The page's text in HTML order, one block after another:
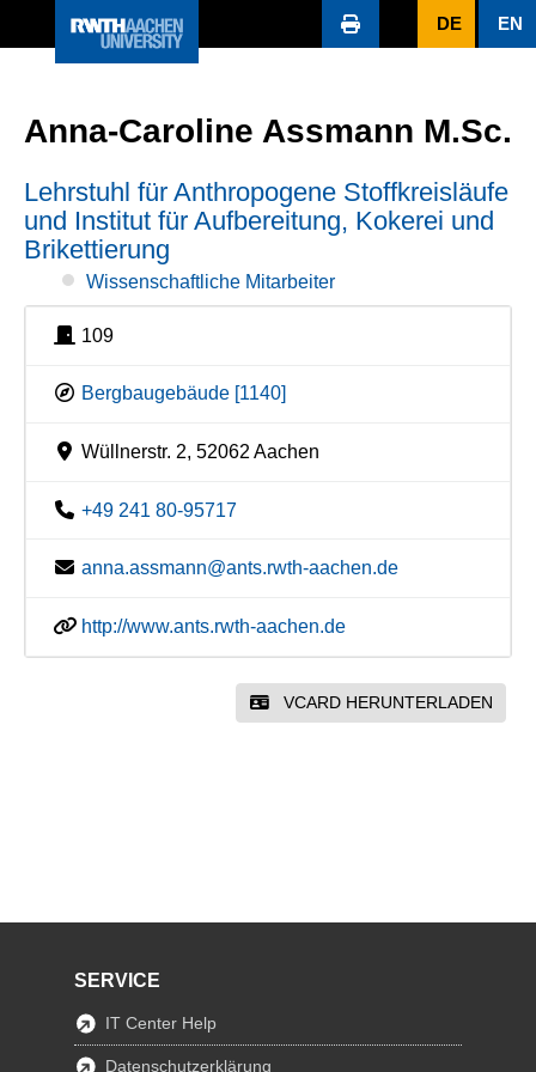
DE EN
Anna-Caroline Assmann M.Sc.
Lehrstuhl für Anthropogene Stoffkreisläufe
und Institut für Aufbereitung, Kokerei und
Brikettierung
Wissenschaftliche Mitarbeiter
109
Bergbaugebäude [1140]
Wüllnerstr. 2, 52062 Aachen
+49 241 80-95717
anna.assmann@ants.rwth-aachen.de
http://www.ants.rwth-aachen.de
VCARD HERUNTERLADEN
SERVICE
IT Center Help
Datenschutzerklärung